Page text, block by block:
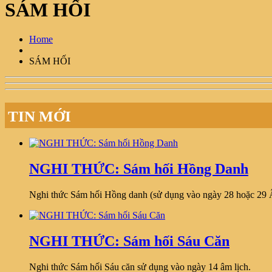
SÁM HỐI
Home
SÁM HỐI
TIN MỚI
NGHI THỨC: Sám hối Hồng Danh
Nghi thức Sám hối Hồng danh (sử dụng vào ngày 28 hoặc 29
NGHI THỨC: Sám hối Sáu Căn
Nghi thức Sám hối Sáu căn sử dụng vào ngày 14 âm lịch.